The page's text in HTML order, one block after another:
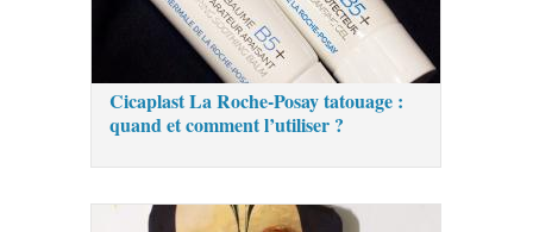
Cicaplast La Roche-Posay tatouage :
quand et comment l’utiliser ?